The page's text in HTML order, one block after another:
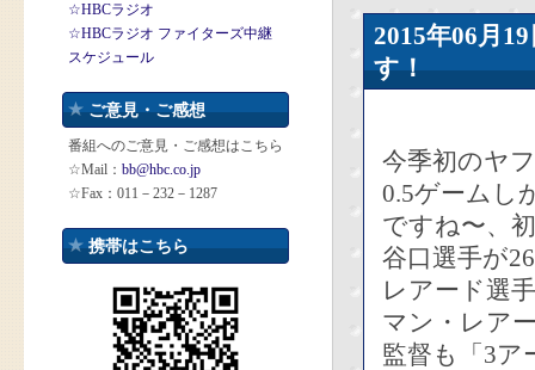
☆HBCラジオ
☆HBCラジオ ファイターズ中継
スケジュール
ご意見・ご感想
番組へのご意見・ご感想はこちら
☆Mail： bb@hbc.co.jp
☆Fax：011－232－1287
携帯はこちら
2015年06
す！
今季初のヤ
0.5ゲームし
ですね〜、
谷口選手が
レアード選
マン・レア
監督も「3ア